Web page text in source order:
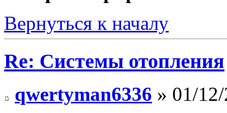
Вернуться к началу
Re: Системы отопления
qwertyman6336 » 01/